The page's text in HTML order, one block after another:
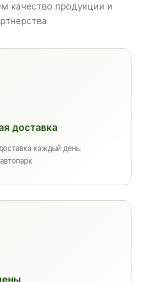
качество продукции и
доставка
каждый день.